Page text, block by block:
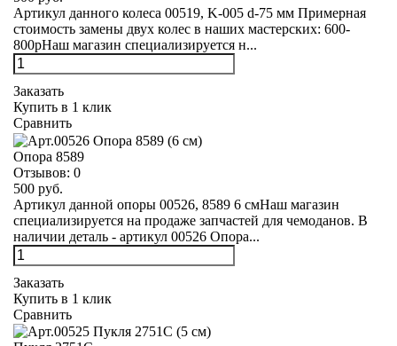
Артикул данного колеса 00519, K-005 d-75 мм Примерная
стоимость замены двух колес в наших мастерских: 600-
800рНаш магазин специализируется н...
Заказать
Купить в 1 клик
Сравнить
Опора 8589
Отзывов: 0
500 руб.
Артикул данной опоры 00526, 8589 6 смНаш магазин
специализируется на продаже запчастей для чемоданов. В
наличии деталь - артикул 00526 Опора...
Заказать
Купить в 1 клик
Сравнить